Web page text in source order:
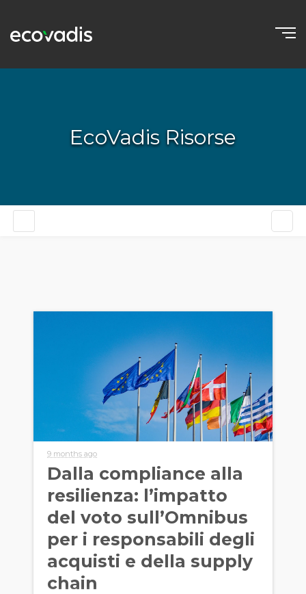
EcoVadis Risorse
9 months ago
Dalla compliance alla
resilienza: l’impatto
del voto sull’Omnibus
per i responsabili degli
acquisti e della supply
chain